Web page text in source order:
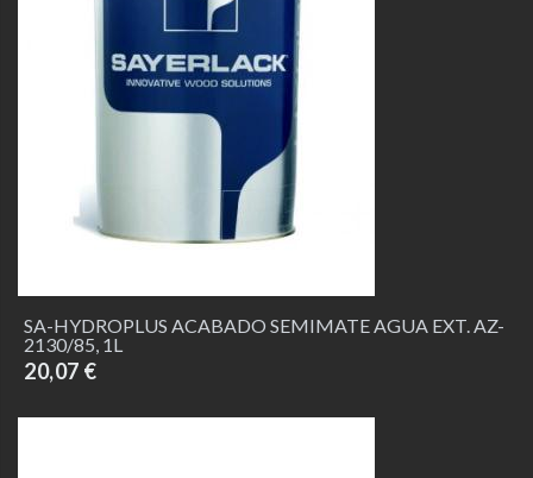
SA-HYDROPLUS ACABADO SEMIMATE AGUA EXT. AZ-
2130/85, 1L
20,07 €